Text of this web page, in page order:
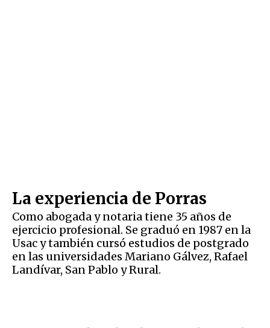
La experiencia de Porras
Como abogada y notaria tiene 35 años de
ejercicio profesional. Se graduó en 1987 en la
Usac y también cursó estudios de postgrado
en las universidades Mariano Gálvez, Rafael
Landívar, San Pablo y Rural.